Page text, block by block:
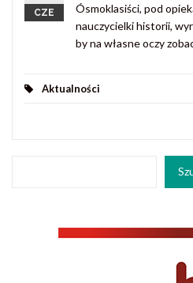
CZE
Ósmoklasiści, pod
nauczycielki historii,
by na własne oczy
Aktualności